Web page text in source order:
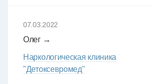
07.03.2022
Олег →
Наркологическая клиника
"Детоксевромед"